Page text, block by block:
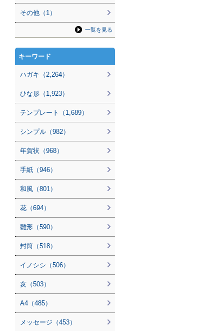
その他（1）
一覧を見る
キーワード
ハガキ（2,264）
ひな形（1,923）
テンプレート（1,689）
シンプル（982）
年賀状（968）
手紙（946）
和風（801）
花（694）
雛形（590）
封筒（518）
イノシシ（506）
亥（503）
A4（485）
メッセージ（453）